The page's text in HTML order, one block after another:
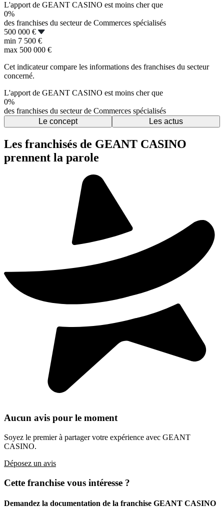
L'apport de GEANT CASINO est moins cher que
0%
des franchises du secteur de Commerces spécialisés
500 000 €
min 7 500 €
max 500 000 €
Cet indicateur compare les informations des franchises du secteur
concerné.
L'apport de GEANT CASINO est moins cher que
0%
des franchises du secteur de Commerces spécialisés
Le concept
Les actus
Les franchisés de GEANT CASINO
prennent la parole
Aucun avis pour le moment
Soyez le premier à partager votre expérience avec GEANT
CASINO.
Déposez un avis
Cette franchise vous intéresse ?
Demandez la documentation de la franchise GEANT CASINO